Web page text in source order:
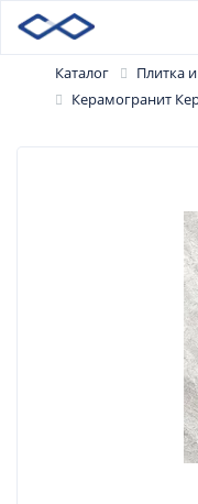
Каталог Плитка
Керамогранит